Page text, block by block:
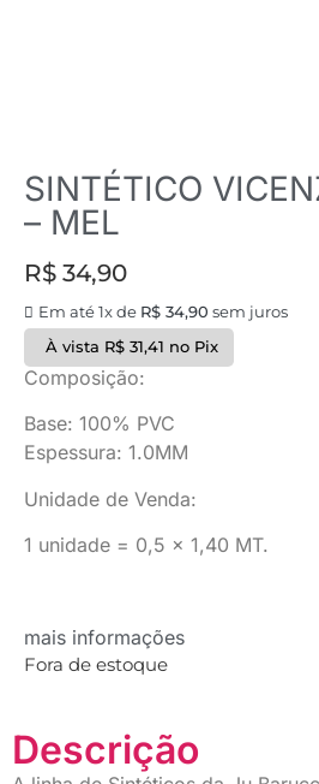
SINTÉTICO
– MEL
R$ 34,90
Em até 1x de R$ 34,90 sem juros
À vista R$31,41 no Pix
Composição:
Base: 100% PVC
Espessura: 1.0MM
Unidade de Venda:
1 unidade = 0,5 x 1,40 MT.
mais informações
Fora de estoque
Descrição